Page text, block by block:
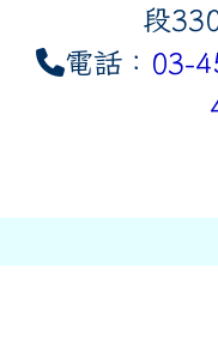
段
電話： 03-